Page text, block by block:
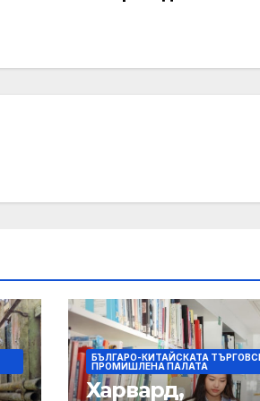
БЪЛГАРО-КИТАЙСКАТА
ПРОМИШЛЕНА ПАЛАТА
Харвард,